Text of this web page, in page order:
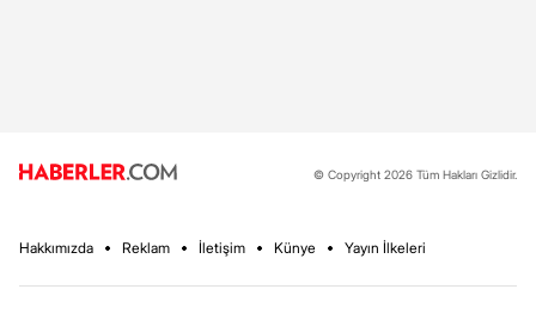
© Copyright 2026 Tüm Hakları Gizlidir.
Hakkımızda Reklam İletişim Künye Yayın İlkeleri